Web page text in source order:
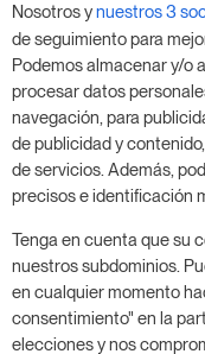
Aprovecha
negocio, sin
Agenda una
gratuita de 14
Inicia tu
Programa una
Nosotros ynuestros 3
de seguimiento para
Podemos almacenar y/o
procesar datos
navegación, para
de publicidad y
de servicios. Además,
precisos e identificación
Tenga en cuenta que su
nuestros subdominios.
en cualquier momento
consentimiento" en la
elecciones y nos